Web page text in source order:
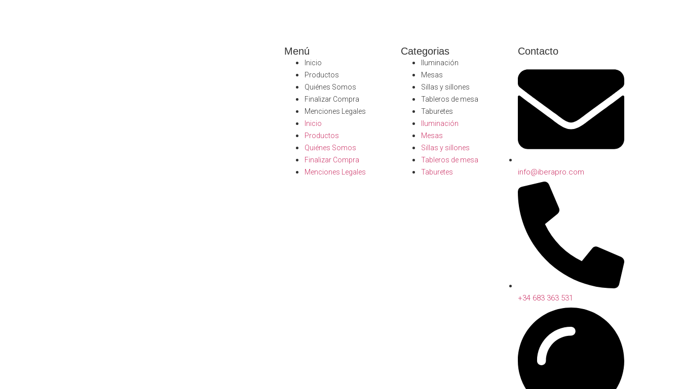
Menú
Inicio
Productos
Quiénes Somos
Finalizar Compra
Menciones Legales
Inicio
Productos
Quiénes Somos
Finalizar Compra
Menciones Legales
Categorias
Iluminación
Mesas
Sillas y sillones
Tableros de mesa
Taburetes
Iluminación
Mesas
Sillas y sillones
Tableros de mesa
Taburetes
Contacto
info@iberapro.com
+34 683 363 531